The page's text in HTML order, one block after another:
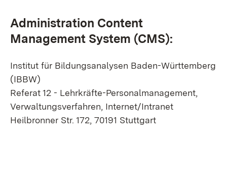
Administration Content
Management System (CMS):
Institut für Bildungsanalysen Baden-Württemberg
(IBBW)
Referat 12 - Lehrkräfte-Personalmanagement,
Verwaltungsverfahren, Internet/Intranet
Heilbronner Str. 172, 70191 Stuttgart